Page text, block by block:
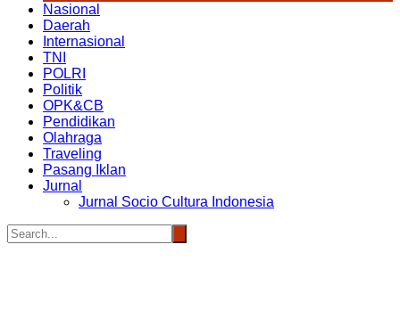
Nasional
Daerah
Internasional
TNI
POLRI
Politik
OPK&CB
Pendidikan
Olahraga
Traveling
Pasang Iklan
Jurnal
Jurnal Socio Cultura Indonesia